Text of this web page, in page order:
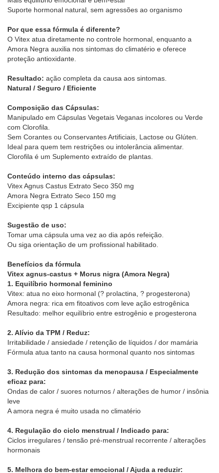
Suporte hormonal natural, sem agressões ao organismo
Por que essa fórmula é diferente?
O Vitex atua diretamente no controle hormonal, enquanto a
Amora Negra auxilia nos sintomas do climatério e oferece
proteção antioxidante.
Resultado: ação completa da causa aos sintomas.
Natural / Seguro / Eficiente
Composição das Cápsulas:
Manipulado em Cápsulas Vegetais Veganas incolores ou Verde
com Clorofila.
Sem Corantes ou Conservantes Artificiais, Lactose ou Glúten.
Ideal para quem tem restrições ou intolerância alimentar.
Clorofila é um Suplemento extraído de plantas.
Conteúdo interno das cápsulas:
Vitex Agnus Castus Extrato Seco 350 mg
Amora Negra Extrato Seco 150 mg
Excipiente qsp 1 cápsula
Sugestão de uso:
Tomar uma cápsula uma vez ao dia após refeição.
Ou siga orientação de um profissional habilitado.
Benefícios da fórmula
Vitex agnus-castus + Morus nigra (Amora Negra)
1. Equilíbrio hormonal feminino
Vitex: atua no eixo hormonal (? prolactina, ? progesterona)
Amora negra: rica em fitoativos com leve ação estrogênica
Resultado: melhor equilíbrio entre estrogênio e progesterona
2. Alívio da TPM / Reduz:
Irritabilidade / ansiedade / retenção de líquidos / dor mamária
Fórmula atua tanto na causa hormonal quanto nos sintomas
3. Redução dos sintomas da menopausa / Especialmente
eficaz para:
Ondas de calor / suores noturnos / alterações de humor / insônia
leve
A amora negra é muito usada no climatério
4. Regulação do ciclo menstrual / Indicado para:
Ciclos irregulares / tensão pré-menstrual recorrente / alterações
hormonais
5. Melhora do bem-estar emocional / Ajuda a reduzir: